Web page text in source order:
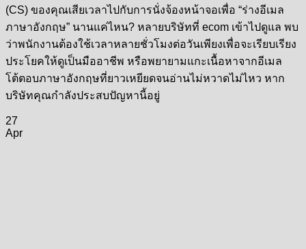
(CS) ของคุณเสียเวลาไปกับการนั่งจ้องหน้าจอเพื่อ “ร่างอีเมล
ภาษาอังกฤษ” นานแค่ไหน? หลายบริษัทที่ ecom เข้าไปดูแล พบ
ว่าพนักงานต้องใช้เวลาหลายชั่วโมงต่อวันเพียงเพื่อจะเรียบเรียง
ประโยคให้ดูเป็นมืออาชีพ หรือพยายามแกะเนื้อหาจากอีเมล
โต้ตอบภาษาอังกฤษที่ยาวเหยียดจนอ่านไม่หวาดไม่ไหว หาก
บริษัทคุณกำลังประสบปัญหานี้อยู่
27
Apr